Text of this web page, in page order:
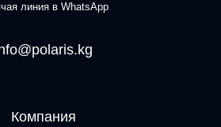
линия в WhatsApp
Компания